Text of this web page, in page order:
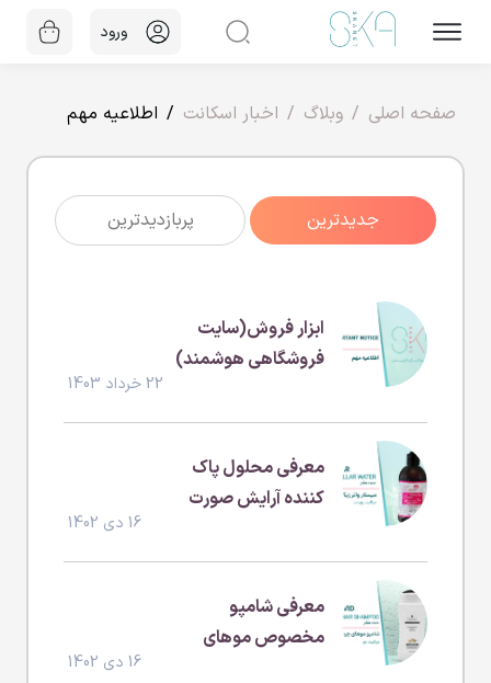
ورود
صفحه اصلی وبلاگ اخبار اسکانت اطلاعیه مهم
جدیدترین پربازدیدترین
ابزار فروش(سایت
فروشگاهی هوشمند)
22 خرداد 1403
معرفی محلول پاک
کننده آرایش صورت
پارابن )
16 دی 1402
معرفی شامپو
مخصوص موهای
16 دی 1402